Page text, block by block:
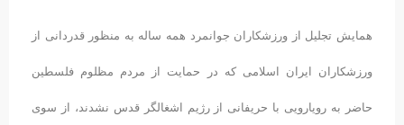
همایش تجلیل از ورزشکاران جوانمرد همه ساله به منظور قدردانی از
ورزشکاران ایران اسلامی که در حمایت از مردم مظلوم فلسطین
حاضر به رویارویی با حریفانی از رژیم اشغالگر قدس نشدند، از سوی